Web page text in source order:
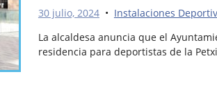
30 julio, 2024• Instalaciones
La alcaldesa anuncia que el
residencia para deportistas de la